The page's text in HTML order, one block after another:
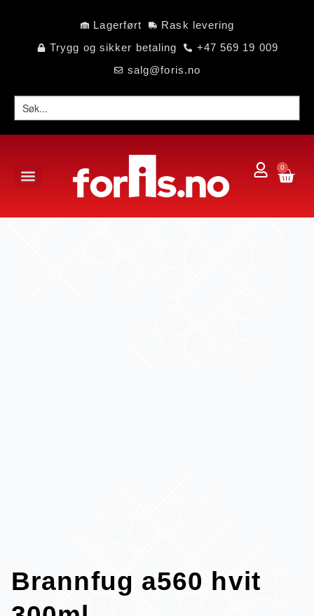
Lagerført
Rask levering
Trygg og sikker betaling
+47 569 19 009
salg@foris.no
0
Brannfug a560 hvit